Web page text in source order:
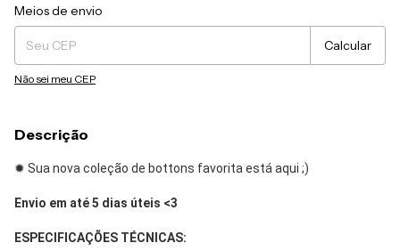
Entregas para o CEP:
Meios de envio
Calcular
Não sei meu CEP
Descrição
✹ Sua nova coleção de bottons favorita está aqui ;)
Envio em até 5 dias úteis <3
ESPECIFICAÇÕES TÉCNICAS: